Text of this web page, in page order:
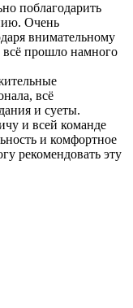
поблагодарить
Очень
внимательному
прошло намного
всё
и суеты.
и всей команде
и комфортное
рекомендовать эту